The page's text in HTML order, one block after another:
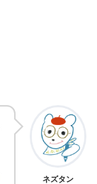
ネズタン